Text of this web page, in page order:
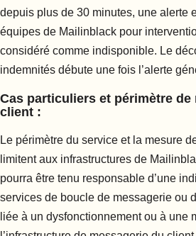
depuis plus de 30 minutes, une alerte
équipes de Mailinblack pour
considéré comme indisponible. Le
indemnités débute une fois l’alerte
Cas particuliers et périmètre
client :
Le périmètre du service et la mesure
limitent aux infrastructures de
pourra être tenu responsable d’une
services de boucle de messagerie ou
liée à un dysfonctionnement ou à une